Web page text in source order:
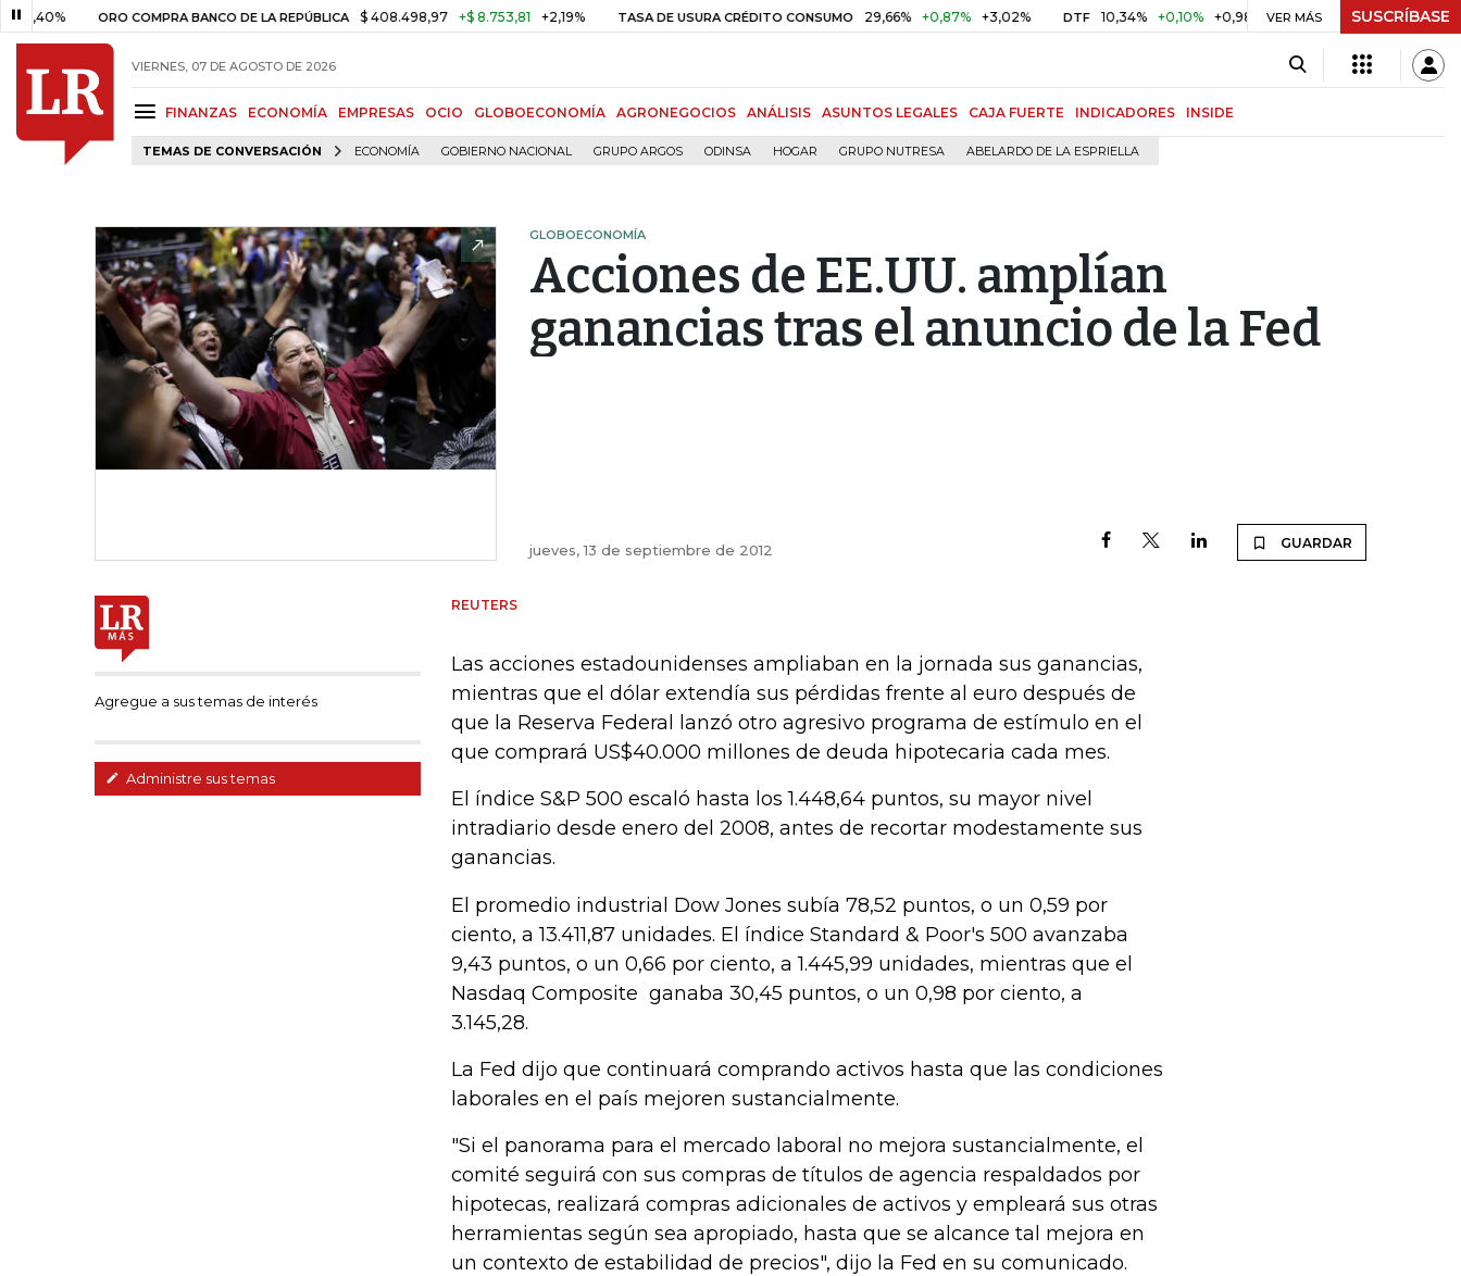
ORO COMPRA BANCO DE LA REPÚBLICA $ 408.498,97 +$ 8.753,81 +2,19% TASA DE USURA CRÉDITO CONSUMO 29,66% +0,87% +3,02% DTF 10,34% +0,10% +0,98% UVR $ 416,91 +$ 0,05 +0,01%
VER MÁS SUSCRÍBASE
VIERNES, 07 DE AGOSTO DE 2026
FINANZAS ECONOMÍA EMPRESAS OCIO GLOBOECONOMÍA AGRONEGOCIOS ANÁLISIS ASUNTOS LEGALES CAJA FUERTE INDICADORES INSIDE
TEMAS DE CONVERSACIÓN ECONOMÍA GOBIERNO NACIONAL GRUPO ARGOS ODINSA HOGAR GRUPO NUTRESA ABELARDO DE LA ESPRIELLA
GLOBOECONOMÍA
Acciones de EE.UU. amplían
ganancias tras el anuncio de la Fed
jueves, 13 de septiembre de 2012 GUARDAR
Agregue a sus temas de interés
Administre sus temas
REUTERS
Las acciones estadounidenses ampliaban en la jornada sus ganancias,
mientras que el dólar extendía sus pérdidas frente al euro después de
que la Reserva Federal lanzó otro agresivo programa de estímulo en el
que comprará US$40.000 millones de deuda hipotecaria cada mes.
El índice S&P 500 escaló hasta los 1.448,64 puntos, su mayor nivel
intradiario desde enero del 2008, antes de recortar modestamente sus
ganancias.
El promedio industrial Dow Jones subía 78,52 puntos, o un 0,59 por
ciento, a 13.411,87 unidades. El índice Standard & Poor's 500 avanzaba
9,43 puntos, o un 0,66 por ciento, a 1.445,99 unidades, mientras que el
Nasdaq Composite ganaba 30,45 puntos, o un 0,98 por ciento, a
3.145,28.
La Fed dijo que continuará comprando activos hasta que las condiciones
laborales en el país mejoren sustancialmente.
"Si el panorama para el mercado laboral no mejora sustancialmente, el
comité seguirá con sus compras de títulos de agencia respaldados por
hipotecas, realizará compras adicionales de activos y empleará sus otras
herramientas según sea apropiado, hasta que se alcance tal mejora en
un contexto de estabilidad de precios", dijo la Fed en su comunicado.